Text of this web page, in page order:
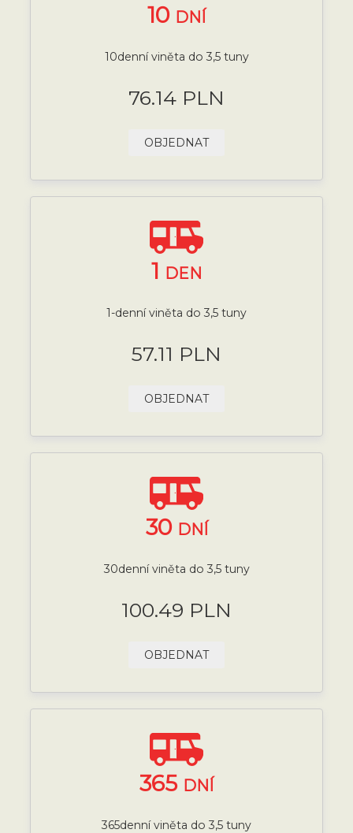
10 DNÍ
10denní viněta do 3,5 tuny
76.14 PLN
OBJEDNAT
1 DEN
1-denní viněta do 3,5 tuny
57.11 PLN
OBJEDNAT
30 DNÍ
30denní viněta do 3,5 tuny
100.49 PLN
OBJEDNAT
365 DNÍ
365denní viněta do 3,5 tuny